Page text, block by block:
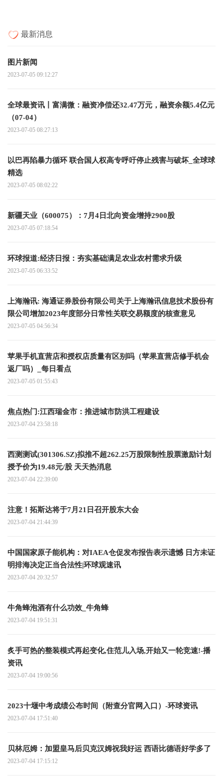
最新消息
图片新闻
2023-07-05 09:12:27
全球最资讯丨富满微：融资净偿还32.47万元，融资余额5.4亿元
（07-04）
2023-07-05 08:27:13
以巴再陷暴力循环 联合国人权高专呼吁停止残害与破坏_全球球
精选
2023-07-05 08:02:22
新疆天业（600075）：7月4日北向资金增持2900股
2023-07-05 07:18:54
环球报道:经济日报：夯实基础满足农业农村需求升级
2023-07-05 06:33:52
上海瀚讯: 海通证券股份有限公司关于上海瀚讯信息技术股份有
限公司增加2023年度部分日常性关联交易额度的核查意见
2023-07-05 04:56:34
苹果手机直营店和授权店质量有区别吗（苹果直营店修手机会
返厂吗）_每日看点
2023-07-05 01:55:43
焦点热门:江西瑞金市：推进城市防洪工程建设
2023-07-04 23:58:18
西测测试(301306.SZ)拟推不超262.25万股限制性股票激励计划
授予价为19.48元/股 天天热消息
2023-07-04 22:39:00
注意！拓斯达将于7月21日召开股东大会
2023-07-04 21:44:39
中国国家原子能机构：对IAEA仓促发布报告表示遗憾 日方未证
明排海决定正当合法性|环球观速讯
2023-07-04 20:32:57
牛角蜂泡酒有什么功效_牛角蜂
2023-07-04 19:51:31
炙手可热的整装模式再起变化,住范儿入场,开始又一轮竞速!-播
资讯
2023-07-04 19:00:56
2023十堰中考成绩公布时间（附查分官网入口）-环球资讯
2023-07-04 17:51:40
贝林厄姆：加盟皇马后贝克汉姆祝我好运 西语比德语好学多了
2023-07-04 17:15:12